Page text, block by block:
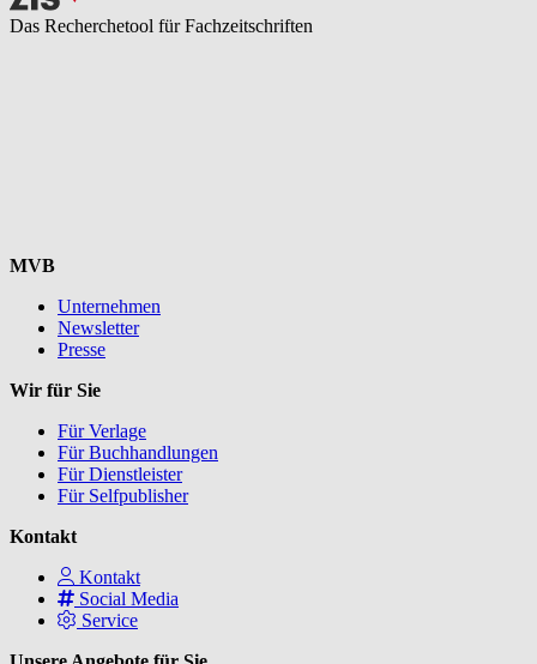
Das Recherchetool für Fachzeitschriften
MVB
Unternehmen
Newsletter
Presse
Wir für Sie
Für Verlage
Für Buchhandlungen
Für Dienstleister
Für Selfpublisher
Kontakt
Kontakt
Social Media
Service